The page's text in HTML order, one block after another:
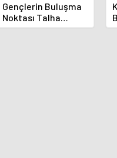
Gençlerin Buluşma
Noktası Talha
Bayrakçı Akademi